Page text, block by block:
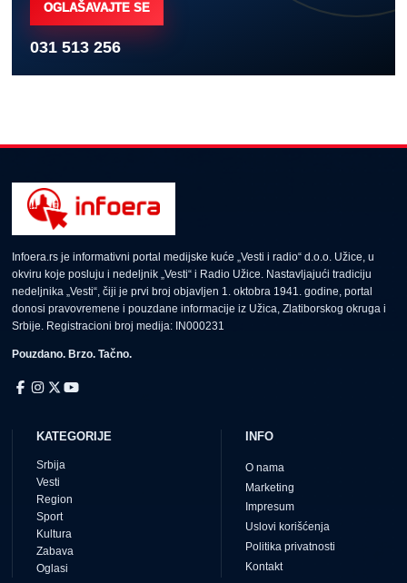
OGLAŠAVAJTE SE
031 513 256
Infoera.rs je informativni portal medijske kuće „Vesti i radio“ d.o.o. Užice, u
okviru koje posluju i nedeljnik „Vesti“ i Radio Užice. Nastavljajući tradiciju
nedeljnika „Vesti“, čiji je prvi broj objavljen 1. oktobra 1941. godine, portal
donosi pravovremene i pouzdane informacije iz Užica, Zlatiborskog okruga i
Srbije. Registracioni broj medija: IN000231
Pouzdano. Brzo. Tačno.
KATEGORIJE
Srbija
Vesti
Region
Sport
Kultura
Zabava
Oglasi
INFO
O nama
Marketing
Impresum
Uslovi korišćenja
Politika privatnosti
Kontakt